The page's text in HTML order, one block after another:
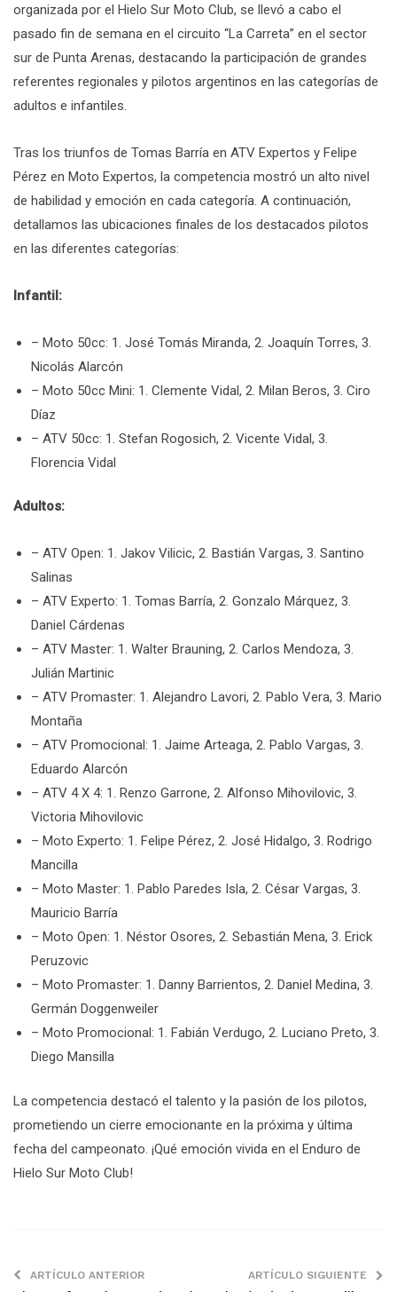
organizada por el Hielo Sur Moto Club, se llevó a cabo el
pasado fin de semana en el circuito “La Carreta” en el sector
sur de Punta Arenas, destacando la participación de grandes
referentes regionales y pilotos argentinos en las categorías de
adultos e infantiles.
Tras los triunfos de Tomas Barría en ATV Expertos y Felipe
Pérez en Moto Expertos, la competencia mostró un alto nivel
de habilidad y emoción en cada categoría. A continuación,
detallamos las ubicaciones finales de los destacados pilotos
en las diferentes categorías:
Infantil:
– Moto 50cc: 1. José Tomás Miranda, 2. Joaquín Torres, 3.
Nicolás Alarcón
– Moto 50cc Mini: 1. Clemente Vidal, 2. Milan Beros, 3. Ciro
Díaz
– ATV 50cc: 1. Stefan Rogosich, 2. Vicente Vidal, 3.
Florencia Vidal
Adultos:
– ATV Open: 1. Jakov Vilicic, 2. Bastián Vargas, 3. Santino
Salinas
– ATV Experto: 1. Tomas Barría, 2. Gonzalo Márquez, 3.
Daniel Cárdenas
– ATV Master: 1. Walter Brauning, 2. Carlos Mendoza, 3.
Julián Martinic
– ATV Promaster: 1. Alejandro Lavori, 2. Pablo Vera, 3. Mario
Montaña
– ATV Promocional: 1. Jaime Arteaga, 2. Pablo Vargas, 3.
Eduardo Alarcón
– ATV 4 X 4: 1. Renzo Garrone, 2. Alfonso Mihovilovic, 3.
Victoria Mihovilovic
– Moto Experto: 1. Felipe Pérez, 2. José Hidalgo, 3. Rodrigo
Mancilla
– Moto Master: 1. Pablo Paredes Isla, 2. César Vargas, 3.
Mauricio Barría
– Moto Open: 1. Néstor Osores, 2. Sebastián Mena, 3. Erick
Peruzovic
– Moto Promaster: 1. Danny Barrientos, 2. Daniel Medina, 3.
Germán Doggenweiler
– Moto Promocional: 1. Fabián Verdugo, 2. Luciano Preto, 3.
Diego Mansilla
La competencia destacó el talento y la pasión de los pilotos,
prometiendo un cierre emocionante en la próxima y última
fecha del campeonato. ¡Qué emoción vivida en el Enduro de
Hielo Sur Moto Club!
ARTÍCULO ANTERIOR ARTÍCULO SIGUIENTE